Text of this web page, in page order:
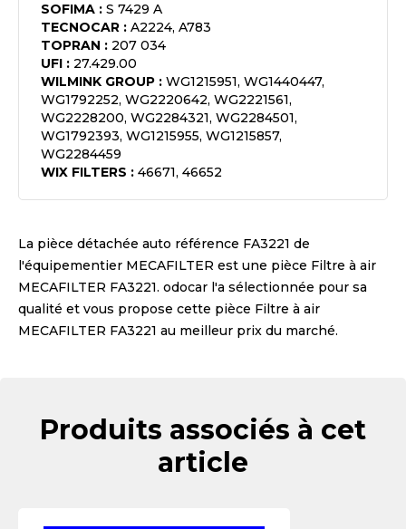
SOFIMA : S 7429 A
TECNOCAR : A2224, A783
TOPRAN : 207 034
UFI : 27.429.00
WILMINK GROUP : WG1215951, WG1440447,
WG1792252, WG2220642, WG2221561,
WG2228200, WG2284321, WG2284501,
WG1792393, WG1215955, WG1215857,
WG2284459
WIX FILTERS : 46671, 46652
La pièce détachée auto référence FA3221 de
l'équipementier MECAFILTER est une pièce Filtre à air
MECAFILTER FA3221. odocar l'a sélectionnée pour sa
qualité et vous propose cette pièce Filtre à air
MECAFILTER FA3221 au meilleur prix du marché.
Produits associés à cet
article